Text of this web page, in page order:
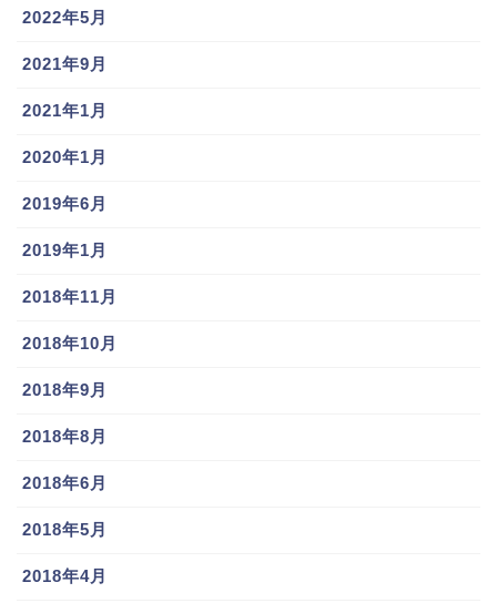
2022年5月
2021年9月
2021年1月
2020年1月
2019年6月
2019年1月
2018年11月
2018年10月
2018年9月
2018年8月
2018年6月
2018年5月
2018年4月